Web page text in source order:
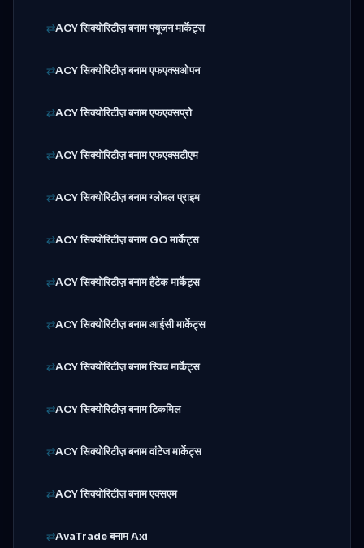
ACY सिक्योरिटीज़ बनाम फ्यूजन मार्केट्स
ACY सिक्योरिटीज़ बनाम एफएक्सओपन
ACY सिक्योरिटीज़ बनाम एफएक्सप्रो
ACY सिक्योरिटीज़ बनाम एफएक्सटीएम
ACY सिक्योरिटीज़ बनाम ग्लोबल प्राइम
ACY सिक्योरिटीज़ बनाम GO मार्केट्स
ACY सिक्योरिटीज़ बनाम हैंटेक मार्केट्स
ACY सिक्योरिटीज़ बनाम आईसी मार्केट्स
ACY सिक्योरिटीज़ बनाम स्विच मार्केट्स
ACY सिक्योरिटीज़ बनाम टिकमिल
ACY सिक्योरिटीज़ बनाम वांटेज मार्केट्स
ACY सिक्योरिटीज़ बनाम एक्सएम
AvaTrade बनाम Axi